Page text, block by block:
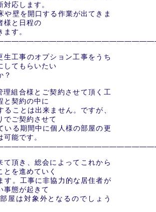
対応します。
や壁を開口する作業が出てきま
様と日程の
す。
工事のオプション工事をうち
してもらいたい
？
組合様とご契約させて頂く工
と契約の中に
ることは出来ません。ですが、
でご契約させて
いる期間中に個人様の部屋の更
能です。
頂き、総会によってこれから
とを進めていく
す。工事に非協力的な居住者が
事態が起きて
屋は対象外となるのでしょう